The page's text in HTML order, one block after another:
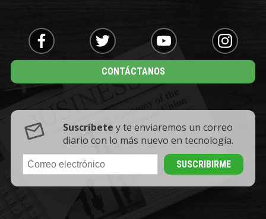
CONTÁCTANOS
Suscríbete y te enviaremos un correo
diario con lo más nuevo en tecnología.